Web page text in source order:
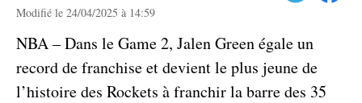
Modifié le 24/04/2025 à 14:59
NBA – Dans le Game 2, Jalen Green égale un
record de franchise et devient le plus jeune de
l’histoire des Rockets à franchir la barre des 35